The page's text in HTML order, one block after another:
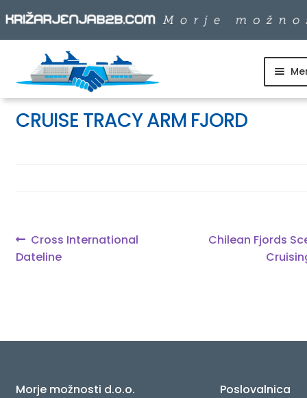
Skip
to
navigation
Skip
to
content
SKUPINSKI ODHODI
O NAS
CRUISE TRACY ARM FJORD
Navigacija
prispevka
Previous
post:
Cross International
Dateline
Next
Chilean Fjords
Morje možnosti d.o.o.
Poslovalnica